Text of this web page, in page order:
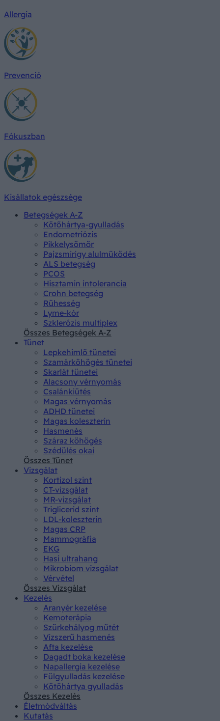
Allergia
Prevenció
Fókuszban
Kisállatok egészsége
Betegségek A-Z
Kötőhártya-gyulladás
Endometriózis
Pikkelysömör
Pajzsmirigy alulműködés
ALS betegség
PCOS
Hisztamin intolerancia
Crohn betegség
Rühesség
Lyme-kór
Szklerózis multiplex
Összes Betegségek A-Z
Tünet
Lepkehimlő tünetei
Szamárköhögés tünetei
Skarlát tünetei
Alacsony vérnyomás
Csalánkiütés
Magas vérnyomás
ADHD tünetei
Magas koleszterin
Hasmenés
Száraz köhögés
Szédülés okai
Összes Tünet
Vizsgálat
Kortizol szint
CT-vizsgálat
MR-vizsgálat
Triglicerid szint
LDL-koleszterin
Magas CRP
Mammográfia
EKG
Hasi ultrahang
Mikrobiom vizsgálat
Vérvétel
Összes Vizsgálat
Kezelés
Aranyér kezelése
Kemoterápia
Szürkehályog műtét
Vízszerű hasmenés
Afta kezelése
Dagadt boka kezelése
Napallergia kezelése
Fülgyulladás kezelése
Kötőhártya gyulladás
Összes Kezelés
Életmódváltás
Kutatás